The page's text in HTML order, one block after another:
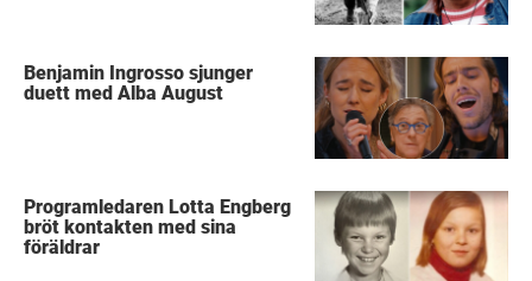
Benjamin Ingrosso sjunger
duett med Alba August
Programledaren Lotta Engberg
bröt kontakten med sina
föräldrar